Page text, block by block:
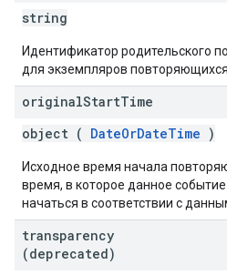
string
Идентификатор родительского
для экземпляров
originalStartTime
object ( DateOrDateTime )
Исходное время начала
время, в которое данное
начаться в соответствии с
transparency
(deprecated)